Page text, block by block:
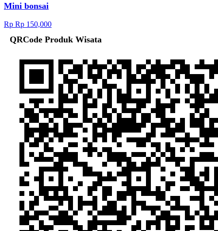
Mini bonsai
Rp Rp 150,000
QRCode Produk Wisata